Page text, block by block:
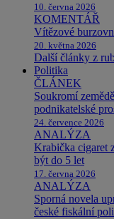
10. června 2026
KOMENTÁŘ
Vítězové
20. května 2026
Další články z
Politika
ČLÁNEK
Soukromí
podnikatelské
24. července 2026
ANALÝZA
Krabička cigaret
být do 5 let
17. června 2026
ANALÝZA
Sporná novela
české fiskální